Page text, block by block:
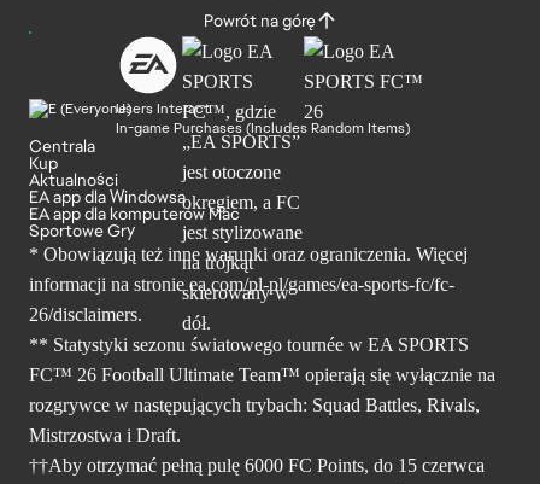
Powrót na górę
Users Interact
In-game Purchases (Includes Random Items)
Centrala
Kup
Aktualności
EA app dla Windowsa
EA app dla komputerów Mac
Sportowe Gry
* Obowiązują też inne warunki oraz ograniczenia. Więcej
informacji na stronie ea.com/pl-pl/games/ea-sports-fc/fc-
26/disclaimers.
** Statystyki sezonu światowego tournée w EA SPORTS
FC™ 26 Football Ultimate Team™ opierają się wyłącznie na
rozgrywce w następujących trybach: Squad Battles, Rivals,
Mistrzostwa i Draft.
††Aby otrzymać pełną pulę 6000 FC Points, do 15 czerwca